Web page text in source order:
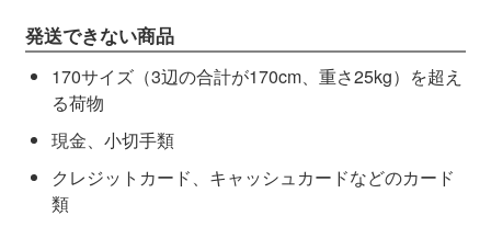
発送できない商品
170サイズ（3辺の合計が170cm、重さ25kg）を超え
る荷物
現金、小切手類
クレジットカード、キャッシュカードなどのカード
類